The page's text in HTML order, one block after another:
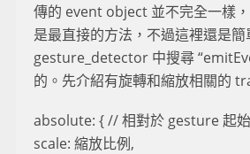
傳的 event object 並不完全一樣
是最直接的方法，不過這裡還是
gesture_detector 中搜尋
的。先介紹有旋轉和縮放相關的
absolute: { // 相對於 gesture 起
scale: 縮放比例,